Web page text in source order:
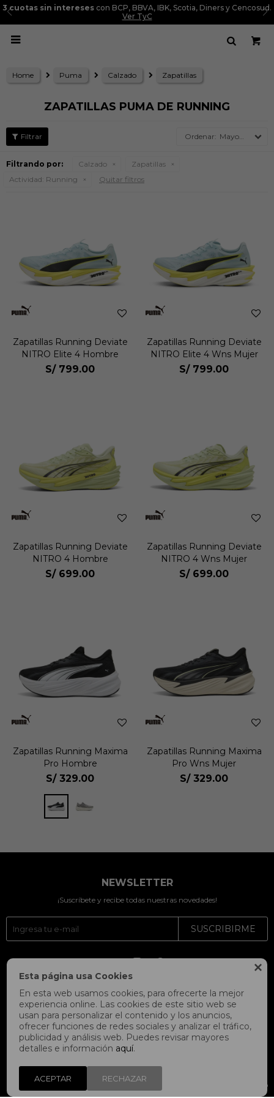

Esta página usa Cookies
En esta web usamos cookies, para ofrecerte la mejor
experiencia online. Las cookies de este sitio web se
usan para personalizar el contenido y los anuncios,
ofrecer funciones de redes sociales y analizar el tráfico,
publicidad y análisis web. Puedes revisar mayores
detalles e información aquí.
ACEPTAR RECHAZAR
3 cuotas sin intereses con BCP, BBVA, IBK, Scotia, Diners y Cencosud.
Ver TyC

Home Puma Calzado Zapatillas
ZAPATILLAS PUMA DE RUNNING
Mayor precio
Filtrando por: Calzado
Zapatillas
Actividad: Running Quitar filtros
Zapatillas Running Deviate
NITRO Elite 4 Hombre
S/ 799.00
Zapatillas Running Deviate
NITRO Elite 4 Wns Mujer
S/ 799.00
Zapatillas Running Deviate
NITRO 4 Hombre
S/ 699.00
Zapatillas Running Deviate
NITRO 4 Wns Mujer
S/ 699.00
Zapatillas Running Maxima
Pro Hombre
S/ 329.00
Zapatillas Running Maxima
Pro Wns Mujer
S/ 329.00
NEWSLETTER
¡Suscríbete y recibe todas nuestras novedades!
SUSCRIBIRME